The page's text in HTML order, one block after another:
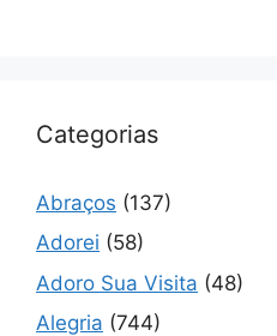
Categorias
Abraços (137)
Adorei (58)
Adoro Sua Visita (48)
Alegria (744)